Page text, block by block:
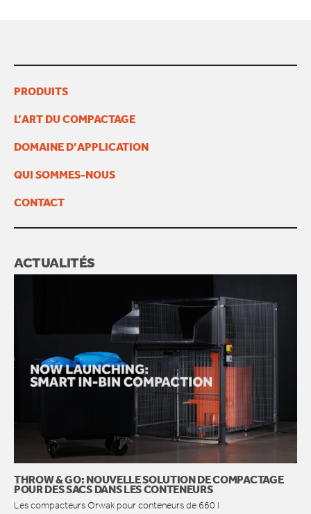
PRODUITS
L’ART DU COMPACTAGE
DOMAINE D’APPLICATION
QUI SOMMES-NOUS
CONTACT
ACTUALITÉS
THROW & GO: NOUVELLE SOLUTION DE COMPACTAGE
POUR DES SACS DANS LES CONTENEURS
Les compacteurs Orwak pour conteneurs de 660 l